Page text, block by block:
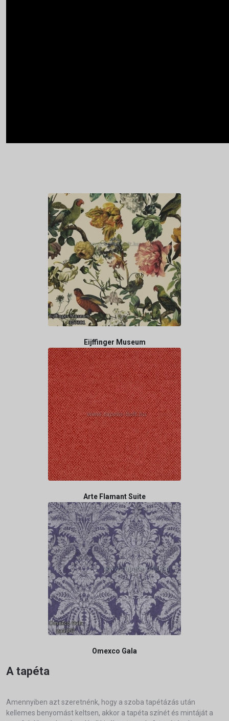
Eijffinger Museum
Arte Flamant Suite
Omexco Gala
A tapéta
Amennyiben azt szeretnénk, hogy a szoba tapétázás után
kellemes benyomást keltsen, akkor a tapéta színét és mintáját a